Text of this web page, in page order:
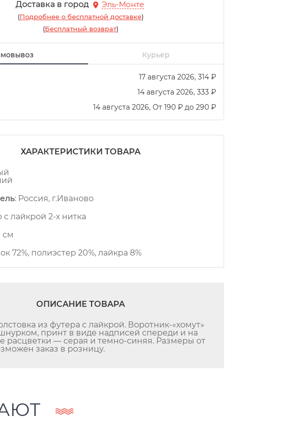
Доставка в город Эль-Монте
(Подробнее о бесплатной доставке)
(Бесплатный возврат)
Курьер
17 августа 2026 314 ₽
14 августа 2026 333 ₽
14 августа 2026 От 190 ₽ до 290 ₽
ХАРАКТЕРИСТИКИ ТОВАРА
: Россия, г.Иваново
с лайкрой 2-х нитка
см
72%, полиэстер 20%, лайкра 8%
ОПИСАНИЕ ТОВАРА
из футера с лайкрой. Воротник-«хомут»
принт в виде надписей спереди и на
расцветки — серая и темно-синяя. Размеры от
заказ в розницу.